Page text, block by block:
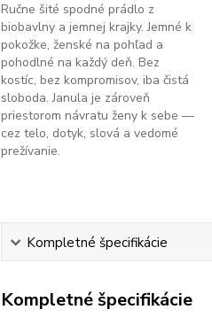
Ručne šité spodné prádlo z
biobavlny a jemnej krajky. Jemné k
pokožke, ženské na pohľad a
pohodlné na každý deň. Bez
kostíc, bez kompromisov, iba čistá
sloboda. Janula je zároveň
priestorom návratu ženy k sebe —
cez telo, dotyk, slová a vedomé
prežívanie.
Kompletné špecifikácie
Kompletné špecifikácie